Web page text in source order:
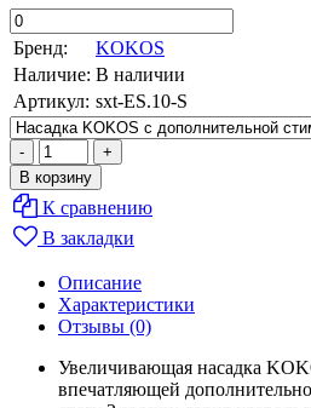
Бренд:
KOKOS
Наличие: В наличии
Артикул: sxt-ES.10-S
К сравнению
В закладки
Описание
Характеристики
Отзывы (0)
Увеличивающая насадка
впечатляющей